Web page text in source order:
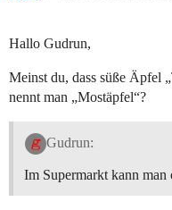
Hallo Gudrun,
Meinst du, dass süße Äpfel
nennt man „Mostäpfel“?
Gudrun:
Im Supermarkt kann